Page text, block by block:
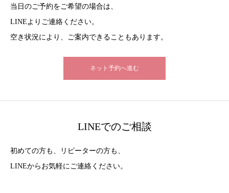
当日のご予約をご希望の場合は、
LINEよりご連絡ください。
空き状況により、ご案内できることもあります。
ネット予約へ進む
LINEでのご相談
初めての方も、リピーターの方も、
LINEからお気軽にご連絡ください。